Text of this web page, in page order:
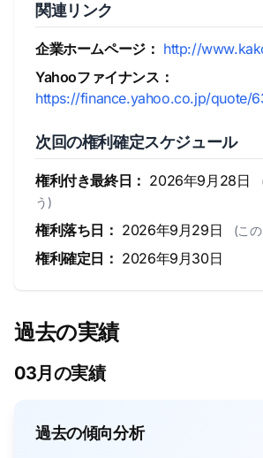
関連リンク
企業ホームページ： http://
Yahooファイナンス：
https://finance.yahoo.co.jp/quote/
次回の権利確定スケジュール
権利付き最終日： 2026年9月28日
う)
権利落ち日： 2026年9月29日 (こ
権利確定日： 2026年9月30日
過去の実績
03月の実績
過去の傾向分析